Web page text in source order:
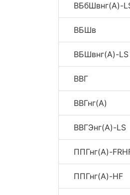
ВБбШвнг(A)-
ВБШв
ВБШвнг(A)-LS
ВВГ
ВВГнг(A)
ВВГЭнг(A)-LS
ППГнг(A)-
ППГнг(A)-HF